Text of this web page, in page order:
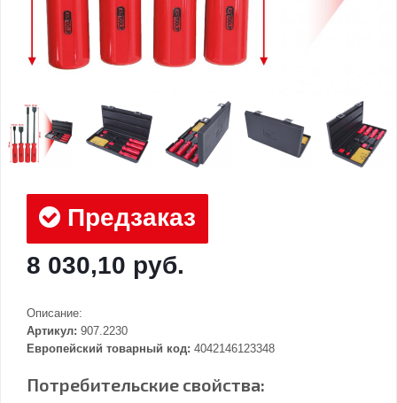
Предзаказ
8 030,10 руб.
Описание:
Артикул: 907.2230
Европейский товарный код: 4042146123348
Потребительские свойства: